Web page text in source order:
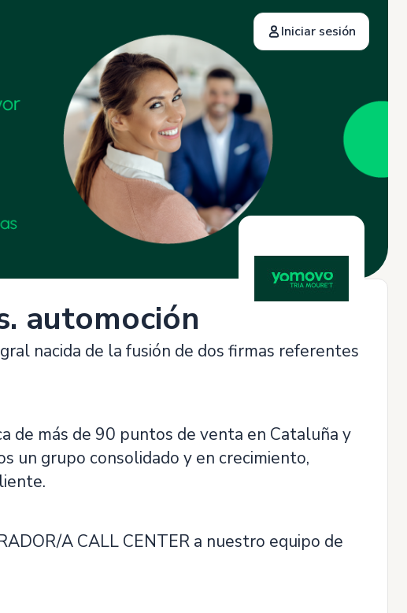
Iniciar sesión
automoción
nacida de la fusión de dos firmas referentes
de más de 90 puntos de venta en Cataluña y
un grupo consolidado y en crecimiento,
A CALL CENTER a nuestro equipo de